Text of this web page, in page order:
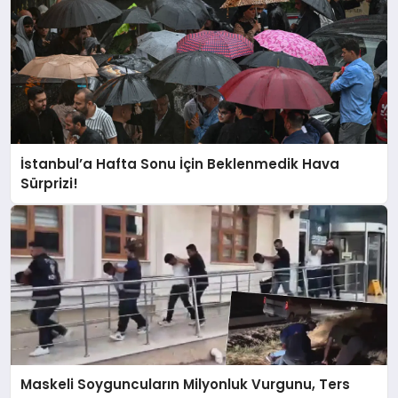
İstanbul’a Hafta Sonu İçin Beklenmedik Hava
Sürprizi!
Maskeli Soyguncuların Milyonluk Vurgunu, Ters